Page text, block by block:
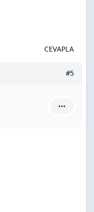
CEVAPLA
#5